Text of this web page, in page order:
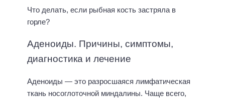
Что делать, если рыбная кость застряла в
горле?
Аденоиды. Причины, симптомы,
диагностика и лечение
Аденоиды — это разросшаяся лимфатическая
ткань носоглоточной миндалины. Чаще всего,